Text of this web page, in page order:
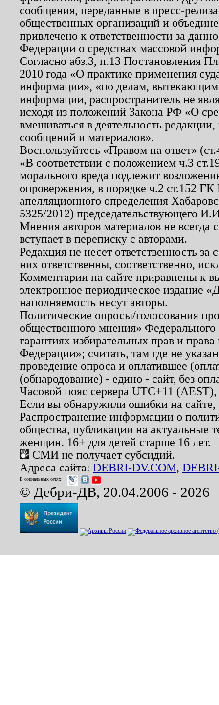
сообщения, переданные в пресс-
общественных организаций и
привлечено к ответственности за
Федерации о средствах массовой
Согласно абз.3, п.13 Постановления
2010 года «О практике применения
информации», «по делам, вытекающим
информации, распространитель не
исходя из положений Закона РФ «О
вмешиваться в деятельность
сообщений и материалов».
Воспользуйтесь «Правом на ответ»
«В соответствии с положением ч.3
морального вреда подлежит
опровержения, в порядке ч.2 ст.152
апелляционного определения
5325/2012) председательствующего
Мнения авторов материалов не
вступает в переписку с авторами.
Редакция не несет ответственность
них ответственны, соответственно,
Комментарии на сайте приравнены к
электронное периодическое издание
наполняемость несут авторы.
Политические опросы/голосования
общественного мнения»
гарантиях избирательных прав и
Федерации»; считать, там где не
проведение опроса и оплатившее
(обнародование) - едино - сайт, без
Часовой пояс сервера UTC+11
Если вы обнаружили ошибки на
Распространение информации о
общества, публикации на актуальные
женщин. 16+ для детей старше 16 лет.
СМИ не получает субсидий.
Адреса сайта: DEBRI-DV.COM,
В социальных сетях:
© Дебри-ДВ, 20.04.2006 - 2026